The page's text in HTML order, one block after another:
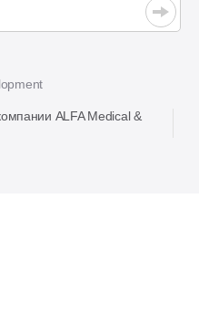
ALFA Medical &